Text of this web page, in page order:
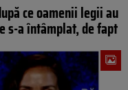
ce oamenii legii au
s-a întâmplat, de fapt